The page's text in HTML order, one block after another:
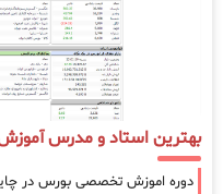
بهترین استاد و مدرس
دوره اموزش تخصصی بورس در